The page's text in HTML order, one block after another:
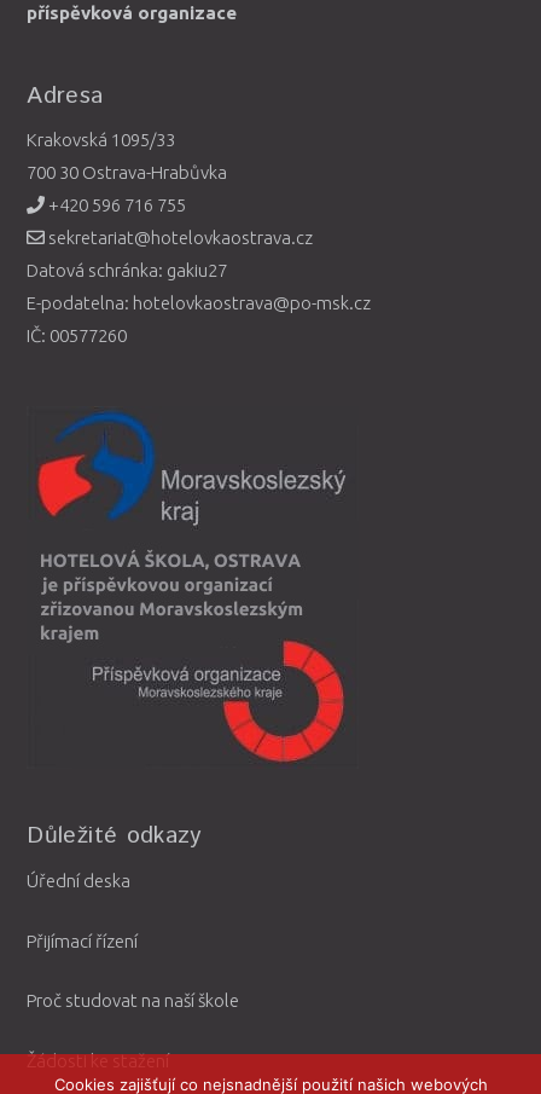
příspěvková organizace
Adresa
Krakovská 1095/33
700 30 Ostrava-Hrabůvka
+420 596 716 755
sekretariat@hotelovkaostrava.cz
Datová schránka: gakiu27
E-podatelna: hotelovkaostrava@po-msk.cz
IČ: 00577260
Důležité odkazy
Úřední deska
Přijímací řízení
Proč studovat na naší škole
Žádosti ke stažení
Cookies zajišťují co nejsnadnější použití našich webových